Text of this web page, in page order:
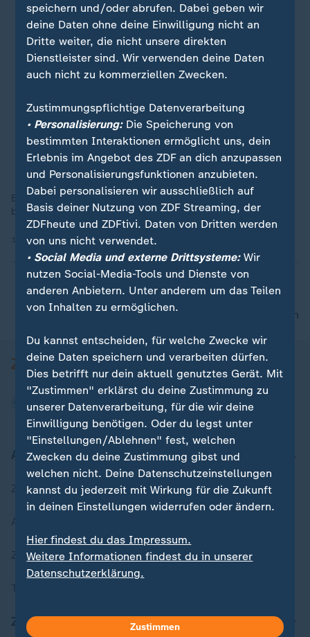
Ein Blick auf die Zahlen für 2025 zeigt, welche Dienste die 25-
bis 34-Jährigen in Deutschland am häufigsten nutzen.
13.01.2026 | 0:22 min
nach oben
Aktuell bei ZDFheute
Zuletzt veröffentlicht
ZDFheute Stories
ZDFheute Update
speichern und/oder abrufen. Dabei geben wir
deine Daten ohne deine Einwilligung nicht an
Dritte weiter, die nicht unsere direkten
Dienstleister sind. Wir verwenden deine Daten
auch nicht zu kommerziellen Zwecken.
Zustimmungspflichtige Datenverarbeitung
• Personalisierung:Die Speicherung von
bestimmten Interaktionen ermöglicht uns, dein
Erlebnis im Angebot des ZDF an dich anzupassen
und Personalisierungsfunktionen anzubieten.
Dabei personalisieren wir ausschließlich auf
Basis deiner Nutzung von ZDF Streaming, der
ZDFheute und ZDFtivi. Daten von Dritten werden
von uns nicht verwendet.
• Social Media und externe Drittsysteme:Wir
nutzen Social-Media-Tools und Dienste von
anderen Anbietern. Unter anderem um das Teilen
von Inhalten zu ermöglichen.
Du kannst entscheiden, für welche Zwecke wir
deine Daten speichern und verarbeiten dürfen.
Dies betrifft nur dein aktuell genutztes Gerät. Mit
"Zustimmen" erklärst du deine Zustimmung zu
unserer Datenverarbeitung, für die wir deine
Einwilligung benötigen. Oder du legst unter
"Einstellungen/Ablehnen" fest, welchen
Zwecken du deine Zustimmung gibst und
welchen nicht. Deine Datenschutzeinstellungen
kannst du jederzeit mit Wirkung für die Zukunft
in deinen Einstellungen widerrufen oder ändern.
Hier findest du das Impressum.
Weitere Informationen findest du in unserer
Datenschutzerklärung.
Zustimmen